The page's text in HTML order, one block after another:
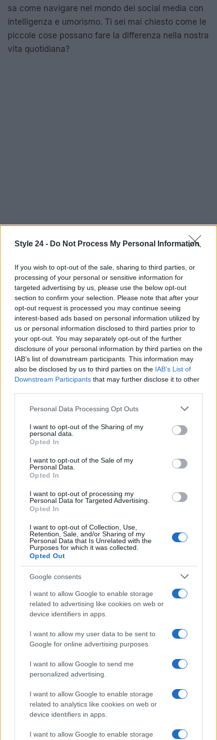
Style 24 - Do Not Process My Personal Information
If you wish to opt-out of the sale, sharing to third parties, or
processing of your personal or sensitive information for
targeted advertising by us, please use the below opt-out
section to confirm your selection. Please note that after your
opt-out request is processed you may continue seeing
interest-based ads based on personal information utilized by
us or personal information disclosed to third parties prior to
your opt-out. You may separately opt-out of the further
disclosure of your personal information by third parties on the
IAB’s list of downstream participants. This information may
also be disclosed by us to third parties on the IAB’s List of
Downstream Participants that may further disclose it to other
Please note that this website/app uses one or more Google
not limited to your visit or usage behaviour. You may click to
grant or deny consent to Google and its third-party tags to
use your data for below specified purposes in below Google
consent section.
Personal Data Processing Opt Outs
I want to opt-out of the Sharing of my
personal data.
Opted In
I want to opt-out of the Sale of my
Personal Data.
Opted In
I want to opt-out of processing my
Personal Data for Targeted Advertising.
Opted In
I want to opt-out of Collection, Use,
Retention, Sale, and/or Sharing of my
Personal Data that Is Unrelated with the
Purposes for which it was collected.
Opted Out
Google consents
I want to allow Google to enable storage
related to advertising like cookies on web or
device identifiers in apps.
I want to allow my user data to be sent to
Google for online advertising purposes.
I want to allow Google to send me
personalized advertising.
I want to allow Google to enable storage
related to analytics like cookies on web or
device identifiers in apps.
I want to allow Google to enable storage
sa come navigare nel mondo dei social media con
intelligenza e umorismo. Ti sei mai chiesto come le
piccole cose possano fare la differenza nella nostra
vita quotidiana?
In conclusione, Hailey Bieber non è solo un’icona di
stile, ma una donna che affronta sfide reali con una
giusta dose di ironia e determinazione. La sua
passione per la lettura e la bellezza la rendono un
personaggio affascinante, capace di ispirare tanti
giovani a inseguire i propri sogni, anche in un
mondo dove tutto sembra basato sull’apparenza.
Cosa ne pensi, è possibile trovare autenticità in un
mondo così superficiale?
AUTORE
Staff
Continua a leggere